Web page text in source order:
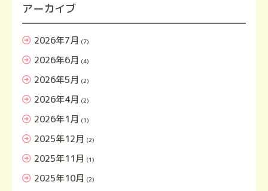
アーカイブ
2026年7月 (7)
2026年6月 (4)
2026年5月 (2)
2026年4月 (2)
2026年1月 (1)
2025年12月 (2)
2025年11月 (1)
2025年10月 (2)